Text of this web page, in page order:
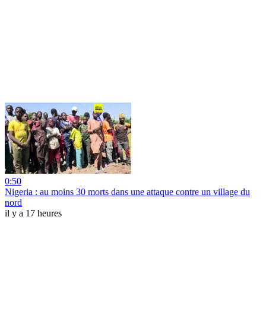
0:50
Nigeria : au moins 30 morts dans une attaque contre un village du
nord
il y a 17 heures